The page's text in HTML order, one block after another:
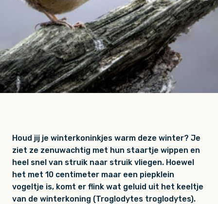
Houd jij je winterkoninkjes warm deze winter? Je
ziet ze zenuwachtig met hun staartje wippen en
heel snel van struik naar struik vliegen. Hoewel
het met 10 centimeter maar een piepklein
vogeltje is, komt er flink wat geluid uit het keeltje
van de winterkoning (Troglodytes troglodytes).